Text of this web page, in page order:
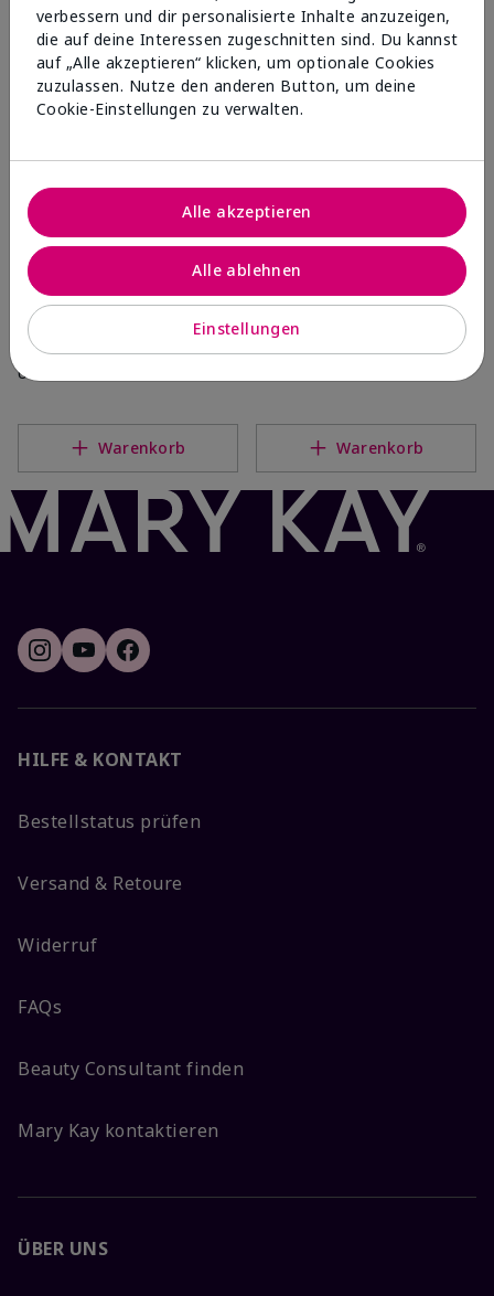
Warenkorb Warenkorb
TimeWise
4-in-1 Cleanser
Normale/trockene Haut
UVP
Warenkorb
TimeWise Repair Volu-Firm
Warenkorb
HILFE & KONTAKT
Bestellstatus prüfen
Versand & Retoure
Widerruf
FAQs
Beauty Consultant finden
Mary Kay kontaktieren
ÜBER UNS
verbessern und dir personalisierte Inhalte anzuzeigen,
die auf deine Interessen zugeschnitten sind. Du kannst
auf „Alle akzeptieren“ klicken, um optionale Cookies
zuzulassen. Nutze den anderen Button, um deine
Cookie-Einstellungen zu verwalten.
Einstellungen
Alle ablehnen
Alle akzeptieren